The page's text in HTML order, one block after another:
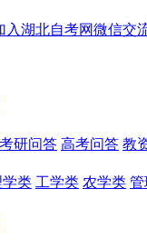
入湖北自考网微信交
考研问答 高考问答 教
学类 工学类 农学类 管